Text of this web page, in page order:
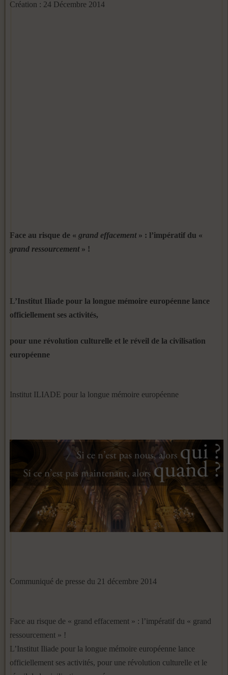
Création : 24 Décembre 2014
Face au risque de « grand effacement » : l’impératif du «
grand ressourcement » !
L’Institut Iliade pour la longue mémoire européenne lance
officiellement ses activités,
pour une révolution culturelle et le réveil de la civilisation
européenne
Institut ILIADE pour la longue mémoire européenne
Communiqué de presse du 21 décembre 2014
Face au risque de « grand effacement » : l’impératif du « grand
ressourcement » !
L’Institut Iliade pour la longue mémoire européenne lance
officiellement ses activités, pour une révolution culturelle et le